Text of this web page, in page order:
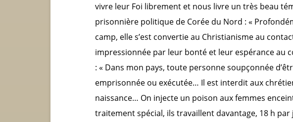
vivre leur Foi librement et nous livre un très beau
prisonnière politique de Corée du Nord : «
camp, elle s’est convertie au Christianisme au
impressionnée par leur bonté et leur espérance au
: « Dans mon pays, toute personne soupçonnée
emprisonnée ou exécutée… Il est interdit aux
naissance… On injecte un poison aux femmes
traitement spécial, ils travaillent davantage, 18 h